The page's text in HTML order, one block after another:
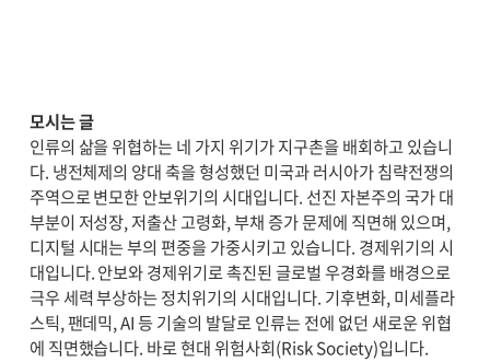
모시는 글
인류의 삶을 위협하는 네 가지 위기가 지구촌을 배회하고 있습니
다. 냉전체제의 양대 축을 형성했던 미국과 러시아가 침략전쟁의
주역으로 변모한 안보위기의 시대입니다. 선진 자본주의 국가 대
부분이 저성장, 저출산 고령화, 부채 증가 문제에 직면해 있으며,
디지털 시대는 부의 편중을 가중시키고 있습니다. 경제위기의 시
대입니다. 안보와 경제위기로 촉진된 글로벌 우경화를 배경으로
극우 세력 부상하는 정치위기의 시대입니다. 기후변화, 미세플라
스틱, 팬데믹, AI 등 기술의 발달로 인류는 전에 없던 새로운 위협
에 직면했습니다. 바로 현대 위험사회(Risk Society)입니다.